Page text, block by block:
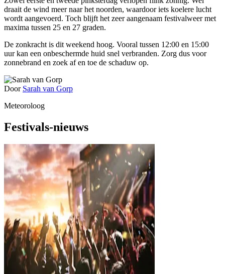
draait de wind meer naar het noorden, waardoor iets koelere lucht
wordt aangevoerd. Toch blijft het zeer aangenaam festivalweer met
maxima tussen 25 en 27 graden.
De zonkracht is dit weekend hoog. Vooral tussen 12:00 en 15:00
uur kan een onbeschermde huid snel verbranden. Zorg dus voor
zonnebrand en zoek af en toe de schaduw op.
Door Sarah van Gorp
Meteoroloog
Festivals-nieuws